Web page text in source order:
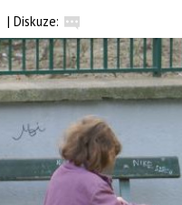
| Diskuze: